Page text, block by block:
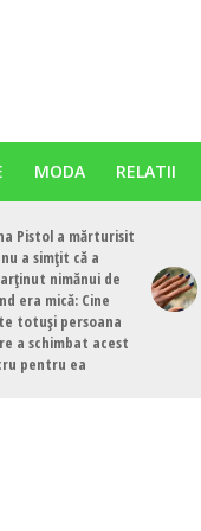
MODA RELATII
Pistol a mărturisit
a simțit că a
nimănui de
era mică: Cine
totuși persoana
a schimbat acest
pentru ea